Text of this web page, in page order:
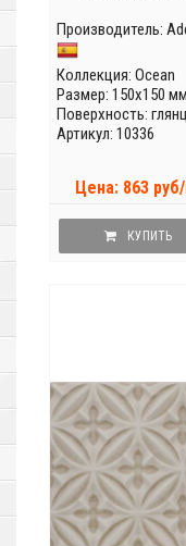
Производитель:
Коллекция: Ocean
Размер: 150x150 мм
Поверхность:
Артикул: 10336
Цена: 863
КУПИТЬ